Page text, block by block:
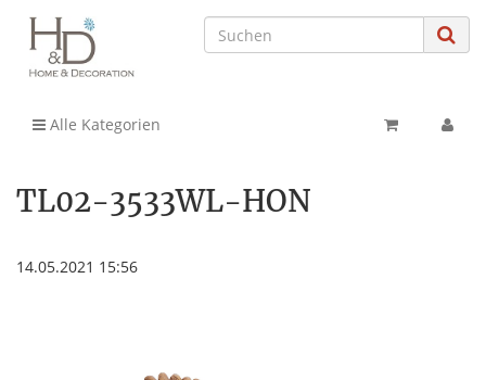
Alle Kategorien
TL02-3533WL-HON
14.05.2021 15:56